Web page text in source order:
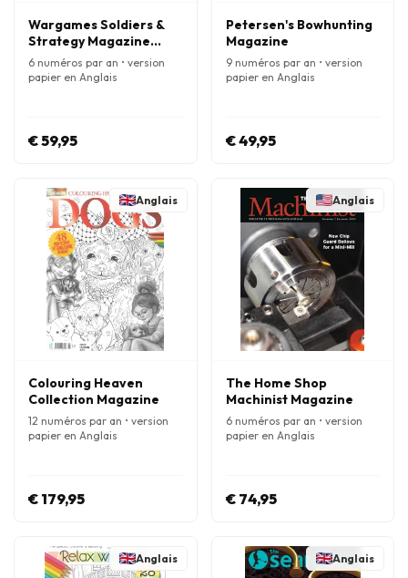
Wargames Soldiers &
Strategy Magazine
(Anglais)
6 numéros par an • version
papier en Anglais
€ 59,95
Petersen's Bowhunting
Magazine
9 numéros par an • version
papier en Anglais
€ 49,95
Anglais
Colouring Heaven
Collection Magazine
12 numéros par an • version
papier en Anglais
€ 179,95
Anglais
The Home Shop
Machinist Magazine
6 numéros par an • version
papier en Anglais
€ 74,95
Anglais Anglais